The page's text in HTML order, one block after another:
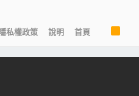
私權政策 說明 首頁
S